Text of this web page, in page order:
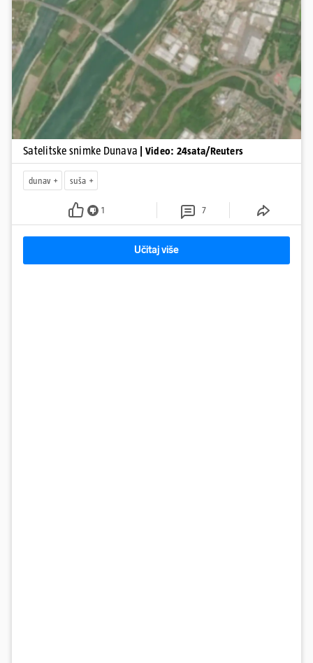
Copernicus.
Pokretanje videa...
Satelitske snimke Dunava | Video: 24sata/Reuters
dunav suša
1 7
Učitaj više